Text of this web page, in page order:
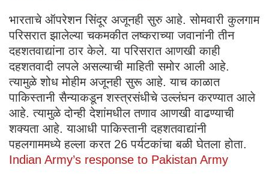
भारताचे ऑपरेशन सिंदूर अजूनही सुरु आहे. सोमवारी कुलगाम
परिसरात झालेल्या चकमकीत लष्कराच्या जवानांनी तीन
दहशतवाद्यांना ठार केले. या परिसरात आणखी काही
दहशतवादी लपले असल्याची माहिती समोर आली आहे.
त्यामुळे शोध मोहीम अजूनही सुरू आहे. याच काळात
पाकिस्तानी सैन्याकडून शस्त्रसंधीचे उल्लंघन करण्यात आले
आहे. त्यामुळे दोन्ही देशांमधील तणाव आणखी वाढण्याची
शक्यता आहे. याआधी पाकिस्तानी दहशतवाद्यांनी
पहलगाममध्ये हल्ला करत 26 पर्यटकांचा बळी घेतला होता.
Indian Army’s response to Pakistan Army